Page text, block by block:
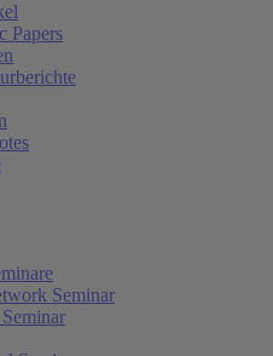
Papers
Seminar